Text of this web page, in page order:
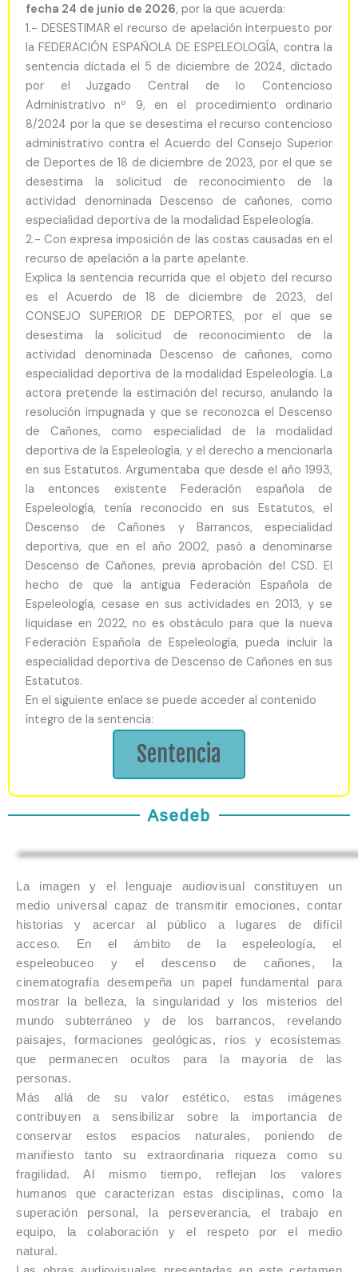
fecha 24 de junio de 2026, por la que acuerda:
1.- DESESTIMAR el recurso de apelación interpuesto por
la FEDERACIÓN ESPAÑOLA DE ESPELEOLOGÍA, contra la
sentencia dictada el 5 de diciembre de 2024, dictado
por el Juzgado Central de lo Contencioso
Administrativo nº 9, en el procedimiento ordinario
8/2024 por la que se desestima el recurso contencioso
administrativo contra el Acuerdo del Consejo Superior
de Deportes de 18 de diciembre de 2023, por el que se
desestima la solicitud de reconocimiento de la
actividad denominada Descenso de cañones, como
especialidad deportiva de la modalidad Espeleología.
2.- Con expresa imposición de las costas causadas en el
recurso de apelación a la parte apelante.
Explica la sentencia recurrida que el objeto del recurso
es el Acuerdo de 18 de diciembre de 2023, del
CONSEJO SUPERIOR DE DEPORTES, por el que se
desestima la solicitud de reconocimiento de la
actividad denominada Descenso de cañones, como
especialidad deportiva de la modalidad Espeleología. La
actora pretende la estimación del recurso, anulando la
resolución impugnada y que se reconozca el Descenso
de Cañones, como especialidad de la modalidad
deportiva de la Espeleología, y el derecho a mencionarla
en sus Estatutos. Argumentaba que desde el año 1993,
la entonces existente Federación española de
Espeleología, tenía reconocido en sus Estatutos, el
Descenso de Cañones y Barrancos, especialidad
deportiva, que en el año 2002, pasó a denominarse
Descenso de Cañones, previa aprobación del CSD. El
hecho de que la antigua Federación Española de
Espeleología, cesase en sus actividades en 2013, y se
liquidase en 2022, no es obstáculo para que la nueva
Federación Española de Espeleología, pueda incluir la
especialidad deportiva de Descenso de Cañones en sus
Estatutos.
En el siguiente enlace se puede acceder al contenido
íntegro de la sentencia:
Sentencia
Asedeb
La imagen y el lenguaje audiovisual constituyen un
medio universal capaz de transmitir emociones, contar
historias y acercar al público a lugares de difícil
acceso. En el ámbito de la espeleología, el
espeleobuceo y el descenso de cañones, la
cinematografía desempeña un papel fundamental para
mostrar la belleza, la singularidad y los misterios del
mundo subterráneo y de los barrancos, revelando
paisajes, formaciones geológicas, ríos y ecosistemas
que permanecen ocultos para la mayoría de las
personas.
Más allá de su valor estético, estas imágenes
contribuyen a sensibilizar sobre la importancia de
conservar estos espacios naturales, poniendo de
manifiesto tanto su extraordinaria riqueza como su
fragilidad. Al mismo tiempo, reflejan los valores
humanos que caracterizan estas disciplinas, como la
superación personal, la perseverancia, el trabajo en
equipo, la colaboración y el respeto por el medio
natural.